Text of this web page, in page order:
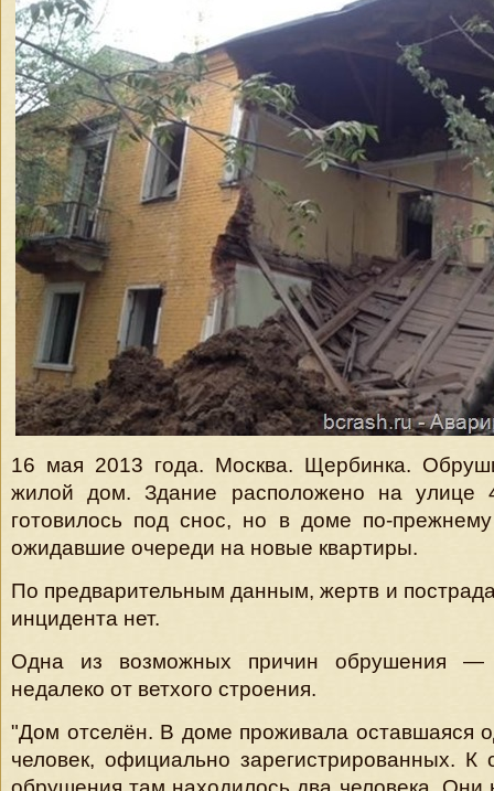
16 мая 2013 года. Москва. Щербинка.
жилой дом. Здание расположено на улице
готовилось под снос, но в доме по-
ожидавшие очереди на новые квартиры.
По предварительным данным, жертв и
инцидента нет.
Одна из возможных причин обрушения —
недалеко от ветхого строения.
"Дом отселён. В доме проживала оставшаяся
человек, официально зарегистрированных. К